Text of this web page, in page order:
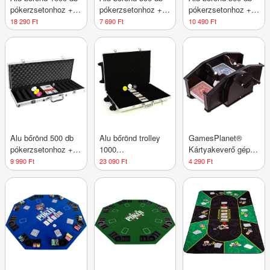
pókerzsetonhoz +
kiegészítők
18 290 Ft
pókerzsetonhoz +
kiegészítők
7 690 Ft
pókerzsetonhoz +
kiegészítők
10 490 Ft
Alu bőrönd 500 db
pókerzsetonhoz +
tartozékok
9 990 Ft
Alu bőrönd trolley
1000
pókerzsetonhoz +
kiegészítők
23 090 Ft
GamesPlanet®
Kártyakeverő gép
mechanikai
4 290 Ft